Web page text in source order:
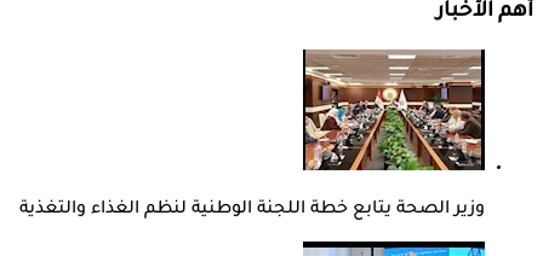
أهم الأخبار
وزير الصحة يتابع خطة اللجنة الوطنية لنظم الغذاء والتغذية